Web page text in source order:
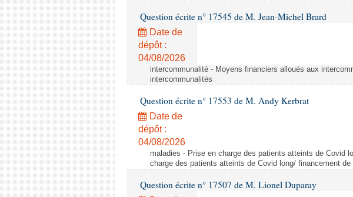
Question écrite n° 17545 de M. Jean-Michel Brard
Date de
dépôt :
04/08/2026
intercommunalité - Moyens financiers alloués aux
intercommunalités
Question écrite n° 17553 de M. Andy Kerbrat
Date de
dépôt :
04/08/2026
maladies - Prise en charge des patients atteints de Covid
charge des patients atteints de Covid long/ financement de
Question écrite n° 17507 de M. Lionel Duparay